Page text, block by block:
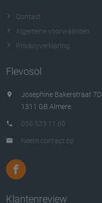
Contact
Algemene voorwaarden
Privacyverklaring
Flevosol
Josephine Bakerstraat 7D
1311 GB Almere
036 533 11 60
Neem contact op
Klantenreview